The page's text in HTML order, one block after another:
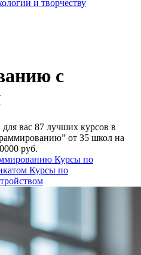
и творчеству
с
вас 87 лучших курсов в
от 35 школ на
руб.
Курсы по
Курсы по